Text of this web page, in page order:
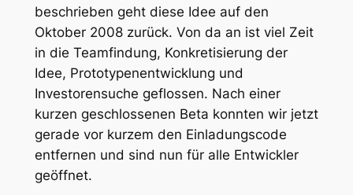
beschrieben geht diese Idee auf den
Oktober 2008 zurück. Von da an ist viel Zeit
in die Teamfindung, Konkretisierung der
Idee, Prototypenentwicklung und
Investorensuche geflossen. Nach einer
kurzen geschlossenen Beta konnten wir jetzt
gerade vor kurzem den Einladungscode
entfernen und sind nun für alle Entwickler
geöffnet.